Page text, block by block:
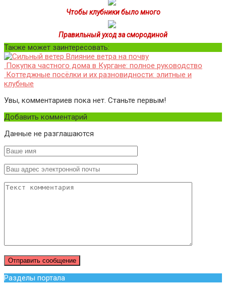
Чтобы клубники было много
Правильный уход за смородиной
Также может заинтересовать:
Влияние ветра на почву
Покупка частного дома в Кургане: полное руководство
Коттеджные посёлки и их разновидности: элитные и
клубные
Увы, комментариев пока нет. Станьте первым!
Добавить комментарий
Данные не разглашаются
Разделы портала